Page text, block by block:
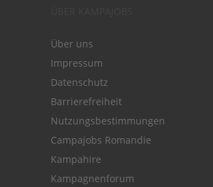
Über uns
Impressum
Datenschutz
Barrierefreiheit
Nutzungsbestimmungen
Campajobs Romandie
Kampahire
Kampagnenforum